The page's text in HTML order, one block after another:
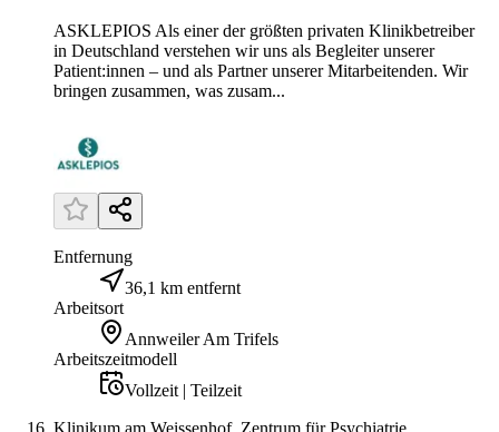
ASKLEPIOS Als einer der größten privaten Klinikbetreiber
in Deutschland verstehen wir uns als Begleiter unserer
Patient:innen – und als Partner unserer Mitarbeitenden. Wir
bringen zusammen, was zusam...
Entfernung
36,1 km entfernt
Arbeitsort
Annweiler Am Trifels
Arbeitszeitmodell
Vollzeit | Teilzeit
Klinikum am Weissenhof, Zentrum für Psychiatrie